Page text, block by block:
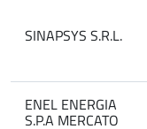
SINAPSYS S.R.L.
ENEL ENERGIA
S.P.A MERCATO